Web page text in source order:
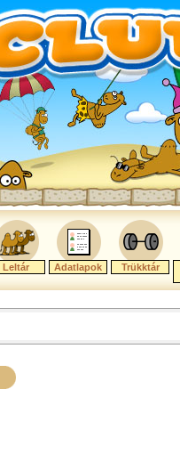
Leltár Adatlapok Trükktár